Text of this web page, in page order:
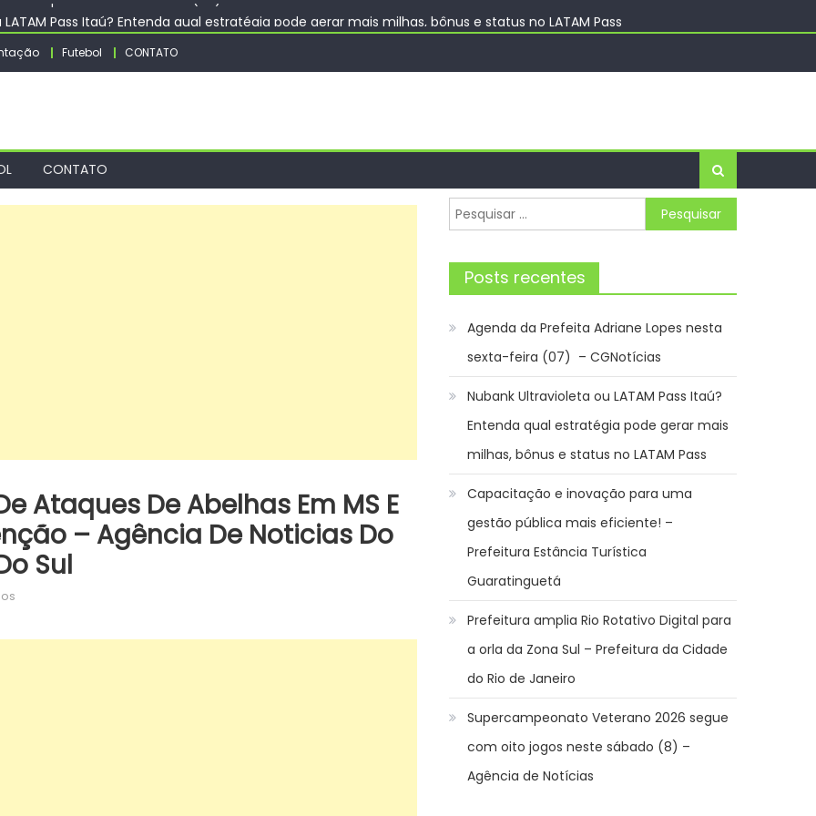
Pass Itaú? Entenda qual estratégia pode gerar mais milhas, bônus e status no LATAM Pass
para uma gestão pública mais eficiente! – Prefeitura Estância Turística Guaratinguetá
Digital para a orla da Zona Sul – Prefeitura da Cidade do Rio de Janeiro
Lopes nesta sexta-feira (07) – CGNotícias
Futebol CONTATO
CONTATO
Ataques De Abelhas Em MS E
– Agência De Noticias Do
Sul
alerta
Pesquisar
por:
Posts recentes
Agenda da Prefeita Adriane Lopes nesta
sexta-feira (07) – CGNotícias
Nubank Ultravioleta ou LATAM Pass Itaú?
Entenda qual estratégia pode gerar mais
milhas, bônus e status no LATAM Pass
Capacitação e inovação para uma
gestão pública mais eficiente! –
Prefeitura Estância Turística
Guaratinguetá
Prefeitura amplia Rio Rotativo Digital para
a orla da Zona Sul – Prefeitura da Cidade
do Rio de Janeiro
Supercampeonato Veterano 2026 segue
com oito jogos neste sábado (8) –
Agência de Notícias